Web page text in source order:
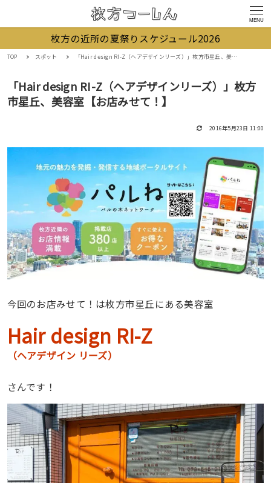
MENU
枚方の近所の夏祭りスケジュール2026
TOP スポット 「Hair design RI-Z（ヘアデザインリーズ）」枚方市星丘、美容室【お店みせて！】
「Hair design RI-Z（ヘアデザインリーズ）」枚方
市星丘、美容室【お店みせて！】
2016年5月23日 11:00
今回のお店みせて！は枚方市星丘にある美容室
Hair design RI-Z
（ヘアデザイン リーズ）
さんです！